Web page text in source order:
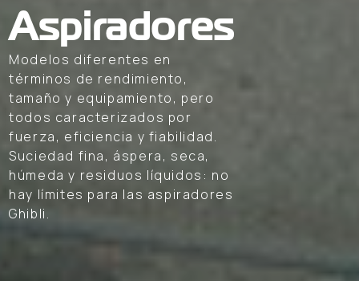
Aspiradores
Modelos diferentes en
términos de rendimiento,
tamaño y equipamiento, pero
todos caracterizados por
fuerza, eficiencia y fiabilidad.
Suciedad fina, áspera, seca,
húmeda y residuos líquidos: no
hay límites para las aspiradores
Ghibli.